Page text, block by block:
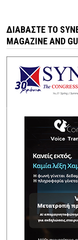
ΔΙΑΒΆΣΤΕ ΤΟ
MAGAZINE AND